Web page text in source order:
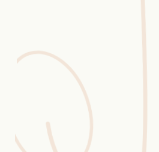
Blüten-Finder
Phänologie-Radar
Vogelstimmen